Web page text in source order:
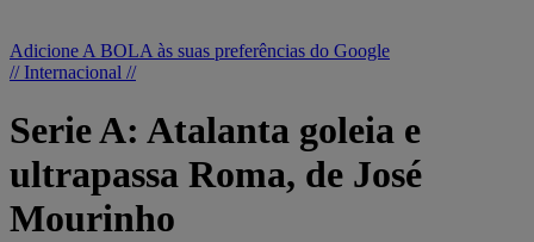
Adicione A BOLA às suas preferências do Google
// Internacional //
Serie A: Atalanta goleia e
ultrapassa Roma, de José
Mourinho